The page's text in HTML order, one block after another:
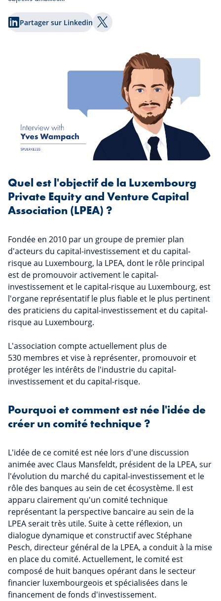
Partager sur Linkedin Partager sur Twitter
Quel est l'objectif de la Luxembourg
Private Equity and Venture Capital
Association (LPEA) ?
Fondée en 2010 par un groupe de premier plan
d'acteurs du capital-investissement et du capital-
risque au Luxembourg, la LPEA, dont le rôle principal
est de promouvoir activement le capital-
investissement et le capital-risque au Luxembourg, est
l'organe représentatif le plus fiable et le plus pertinent
des praticiens du capital-investissement et du capital-
risque au Luxembourg.
L'association compte actuellement plus de
530 membres et vise à représenter, promouvoir et
protéger les intérêts de l'industrie du capital-
investissement et du capital-risque.
Pourquoi et comment est née l'idée de
créer un comité technique ?
L'idée de ce comité est née lors d'une discussion
animée avec Claus Mansfeldt, président de la LPEA, sur
l'évolution du marché du capital-investissement et le
rôle des banques au sein de cet écosystème. Il est
apparu clairement qu'un comité technique
représentant la perspective bancaire au sein de la
LPEA serait très utile. Suite à cette réflexion, un
dialogue dynamique et constructif avec Stéphane
Pesch, directeur général de la LPEA, a conduit à la mise
en place du comité. Actuellement, le comité est
composé de huit banques opérant dans le secteur
financier luxembourgeois et spécialisées dans le
financement de fonds d'investissement.